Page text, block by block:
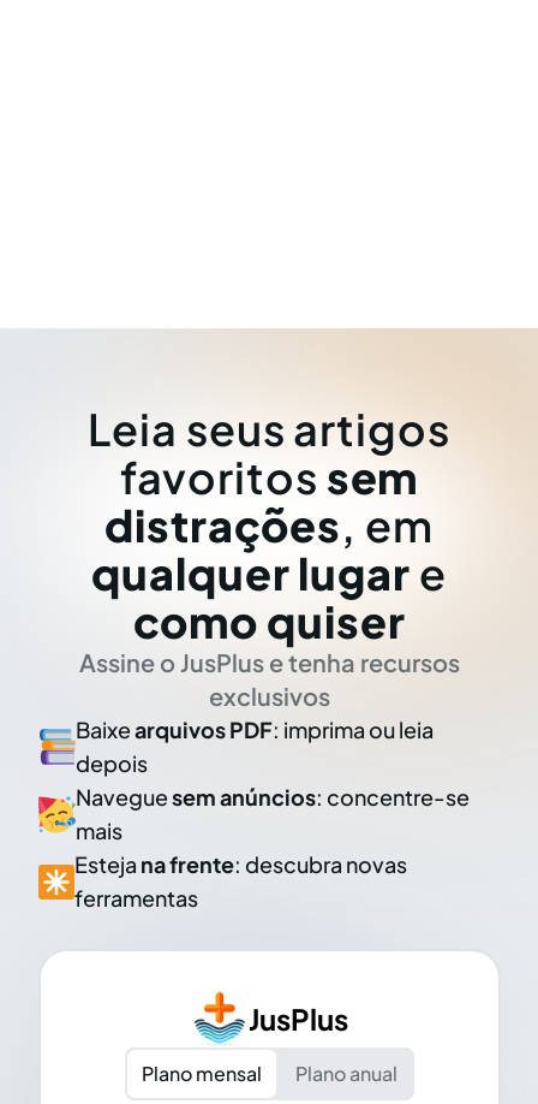
Leia seus artigos
favoritos sem
distrações, em
qualquer lugar e
como quiser
Assine o JusPlus e tenha recursos
exclusivos
Baixearquivos PDF: imprima ou leia
depois
Naveguesem anúncios: concentre-se
mais
Esteja na frente: descubra novas
ferramentas
JusPlus
Plano mensal
Plano anual